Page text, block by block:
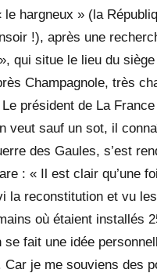
le hargneux » (la
!), après une
qui situe le lieu du
Champagnole, très
président de La
veut sauf un sot, il
des Gaules, s’est
: « Il est clair qu’une
la reconstitution et vu
où étaient installés
se fait une idée
Car je me souviens des